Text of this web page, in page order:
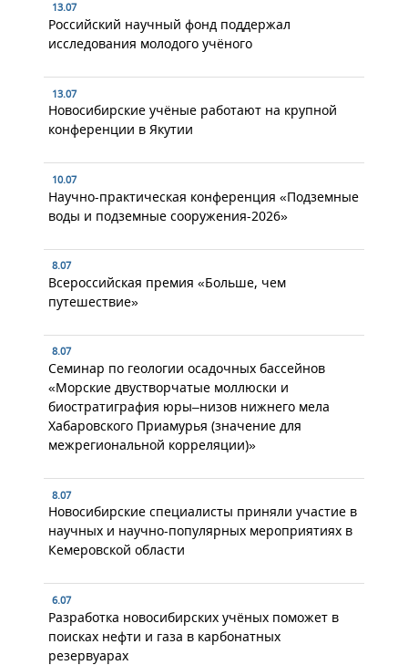
13.07
Российский научный фонд поддержал
исследования молодого учёного
13.07
Новосибирские учёные работают на крупной
конференции в Якутии
10.07
Научно-практическая конференция «Подземные
воды и подземные сооружения-2026»
8.07
Всероссийская премия «Больше, чем
путешествие»
8.07
Семинар по геологии осадочных бассейнов
«Морские двустворчатые моллюски и
биостратиграфия юры–низов нижнего мела
Хабаровского Приамурья (значение для
межрегиональной корреляции)»
8.07
Новосибирские специалисты приняли участие в
научных и научно-популярных мероприятиях в
Кемеровской области
6.07
Разработка новосибирских учёных поможет в
поисках нефти и газа в карбонатных
резервуарах